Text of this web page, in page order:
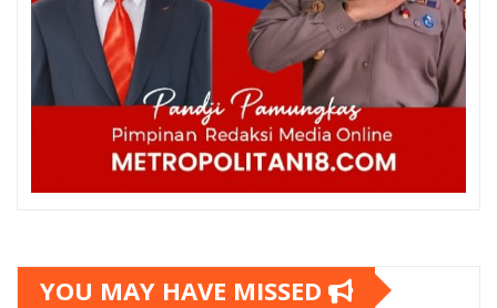
YOU MAY HAVE MISSED